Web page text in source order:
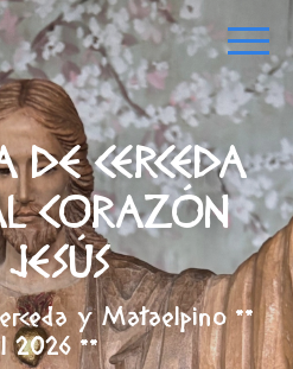
DE CERCEDA
CORAZÓN
y Mataelpino **
2026 **